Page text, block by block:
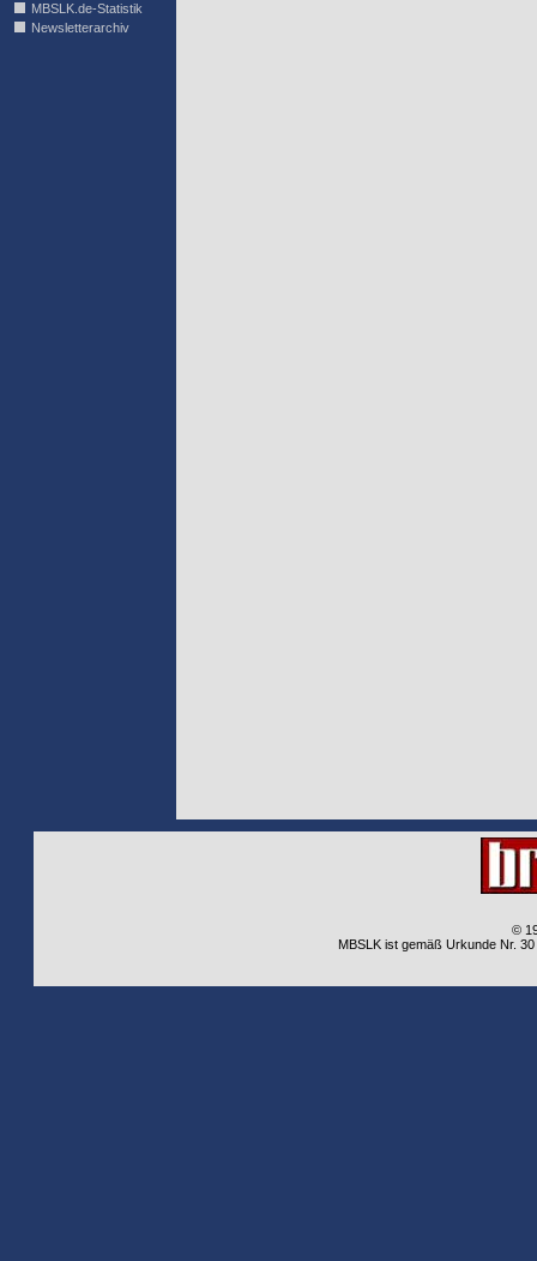
MBSLK.de-Statistik
Newsletterarchiv
©
MBSLK ist gemäß Urkunde Nr.